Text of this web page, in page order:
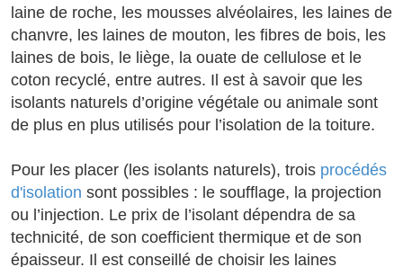
laine de roche, les mousses alvéolaires, les laines de
chanvre, les laines de mouton, les fibres de bois, les
laines de bois, le liège, la ouate de cellulose et le
coton recyclé, entre autres. Il est à savoir que les
isolants naturels d’origine végétale ou animale sont
de plus en plus utilisés pour l’isolation de la toiture.
Pour les placer (les isolants naturels), trois procédés
d'isolation sont possibles : le soufflage, la projection
ou l’injection. Le prix de l’isolant dépendra de sa
technicité, de son coefficient thermique et de son
épaisseur. Il est conseillé de choisir les laines